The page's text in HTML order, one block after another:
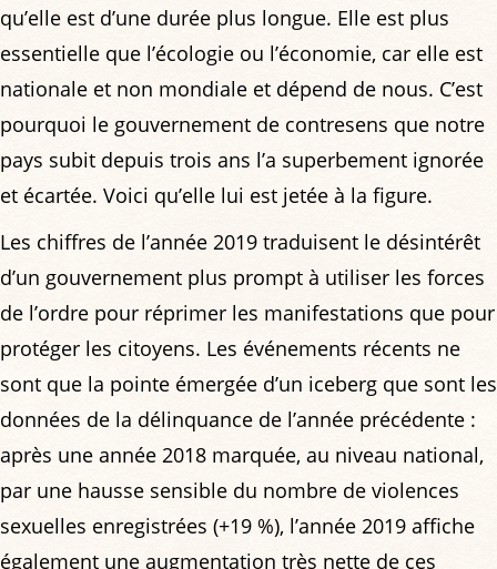
qu’elle est d’une durée plus longue. Elle est plus
essentielle que l’écologie ou l’économie, car elle est
nationale et non mondiale et dépend de nous. C’est
pourquoi le gouvernement de contresens que notre
pays subit depuis trois ans l’a superbement ignorée
et écartée. Voici qu’elle lui est jetée à la figure.
Les chiffres de l’année 2019 traduisent le désintérêt
d’un gouvernement plus prompt à utiliser les forces
de l’ordre pour réprimer les manifestations que pour
protéger les citoyens. Les événements récents ne
sont que la pointe émergée d’un iceberg que sont les
données de la délinquance de l’année précédente :
après une année 2018 marquée, au niveau national,
par une hausse sensible du nombre de violences
sexuelles enregistrées (+19 %), l’année 2019 affiche
également une augmentation très nette de ces